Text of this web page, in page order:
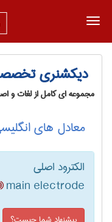
دیکشنری
مجموعه ای کامل از لغات و
معادل های
الکترود اصلی
main electrode